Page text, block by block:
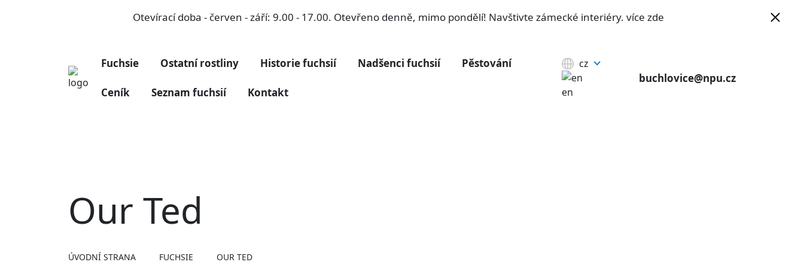
Otevírací doba - červen - září: 9.00 - 17.00. Otevřeno denně, mimo pondělí! Navštivte zámecké interiéry. více zde
Fuchsie Ostatní rostliny Historie fuchsií Nadšenci fuchsií Pěstování
Ceník Seznam fuchsií Kontakt
cz
en
buchlovice@npu.cz
Our Ted
ÚVODNÍ STRANA FUCHSIE OUR TED